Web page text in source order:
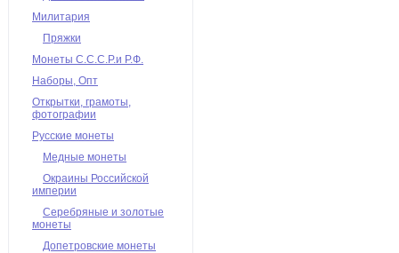
Милитария
Пряжки
Монеты С.С.С.Р.и Р.Ф.
Наборы, Опт
Открытки, грамоты,
фотографии
Русские монеты
Медные монеты
Окраины Российской
империи
Серебряные и золотые
монеты
Допетровские монеты